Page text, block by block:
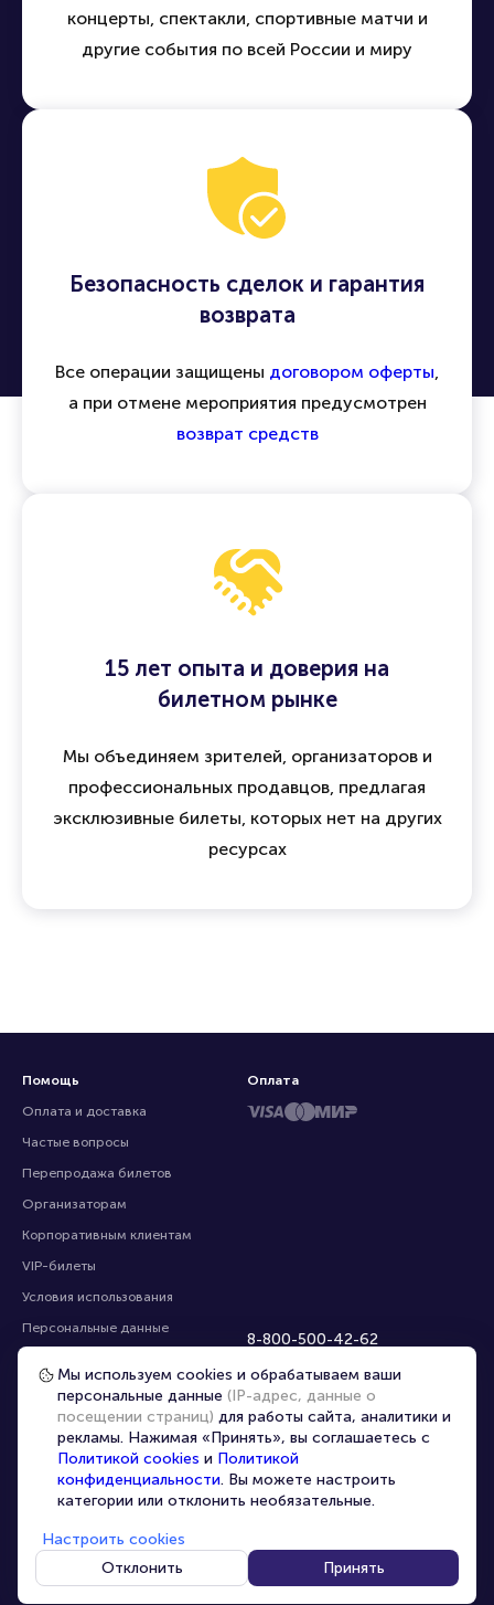
концерты, спектакли, спортивные матчи и
другие события по всей России и миру
Безопасность сделок и гарантия
возврата
Все операции защищены договором оферты,
а при отмене мероприятия предусмотрен
возврат средств
15 лет опыта и доверия на
билетном рынке
Мы объединяем зрителей, организаторов и
профессиональных продавцов, предлагая
эксклюзивные билеты, которых нет на других
ресурсах
Помощь
Оплата и доставка
Частые вопросы
Перепродажа билетов
Организаторам
Корпоративным клиентам
VIP-билеты
Условия использования
Персональные данные
Контакты
Карта сайта
Управление cookies
8-800-500-42-62
info@portalbilet.ru
С 10:00 до 21:00,
звонок бесплатный
Все площадки
Оплата
Главная | Владимир
Мы используем cookies и обрабатываем ваши
персональные данные (IP-адрес, данные о
посещении страниц) для работы сайта, аналитики и
рекламы. Нажимая «Принять», вы соглашаетесь с
Политикой cookies и Политикой
конфиденциальности. Вы можете настроить
категории или отклонить необязательные.
Настроить cookies
Отклонить
Принять